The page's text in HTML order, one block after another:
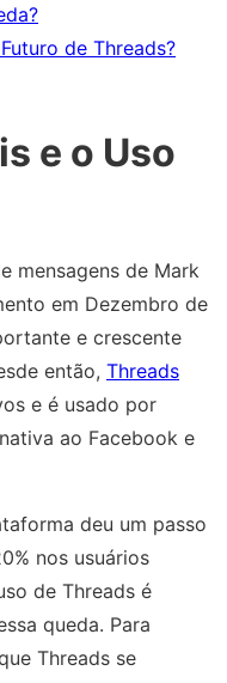
de Threads?
e o Uso
mensagens de Mark
em Dezembro de
e crescente
então, Threads
e é usado por
ao Facebook e
deu um passo
nos usuários
de Threads é
queda. Para
Threads se